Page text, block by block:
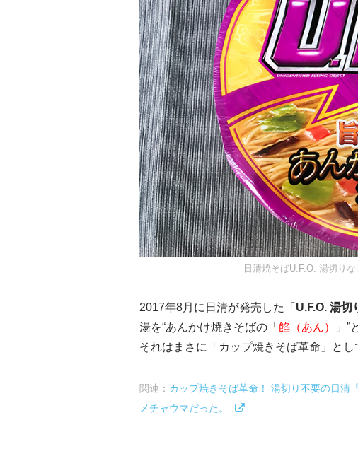
日清焼そばU.F.O. 湯切り
2017年8月に日清が発売した「 U.F.O. 湯切
湯を“あんかけ焼きそばの「 餡（あん）
」”
それはまさに「カップ焼きそば革命」と
関連： カップ焼きそば革命！ 湯切り不要の日清
メチャウマだった。